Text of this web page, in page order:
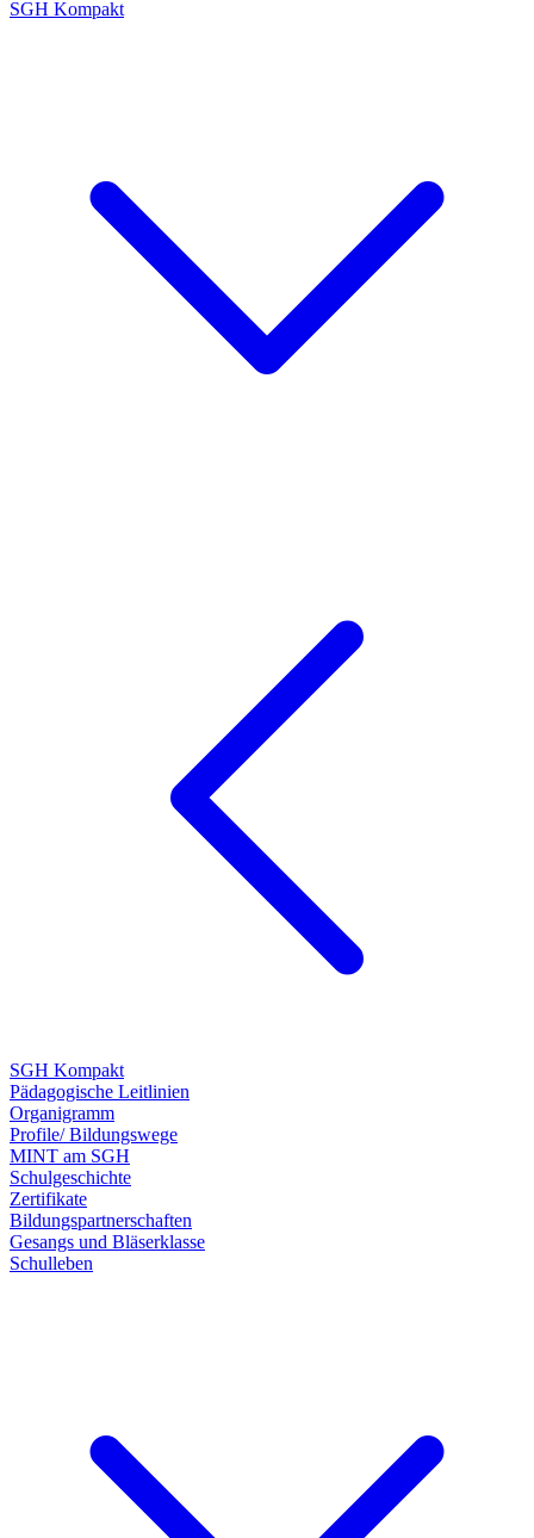
SGH Kompakt
SGH Kompakt
Pädagogische Leitlinien
Organigramm
Profile/ Bildungswege
MINT am SGH
Schulgeschichte
Zertifikate
Bildungspartnerschaften
Gesangs und Bläserklasse
Schulleben